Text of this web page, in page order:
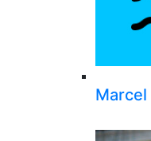
Marcel